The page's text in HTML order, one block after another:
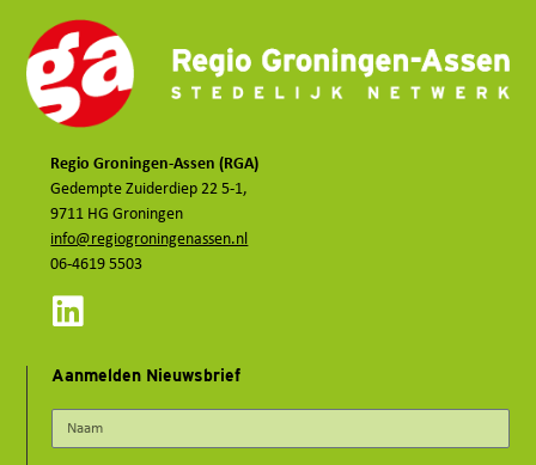
Regio Groningen-Assen (RGA)
Gedempte Zuiderdiep 22 5-1,
9711 HG Groningen
info@regiogroningenassen.nl
06-4619 5503
Aanmelden Nieuwsbrief